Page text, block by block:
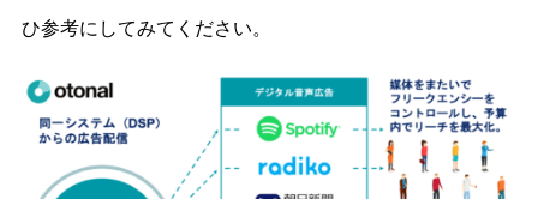
ひ参考にしてみてください。